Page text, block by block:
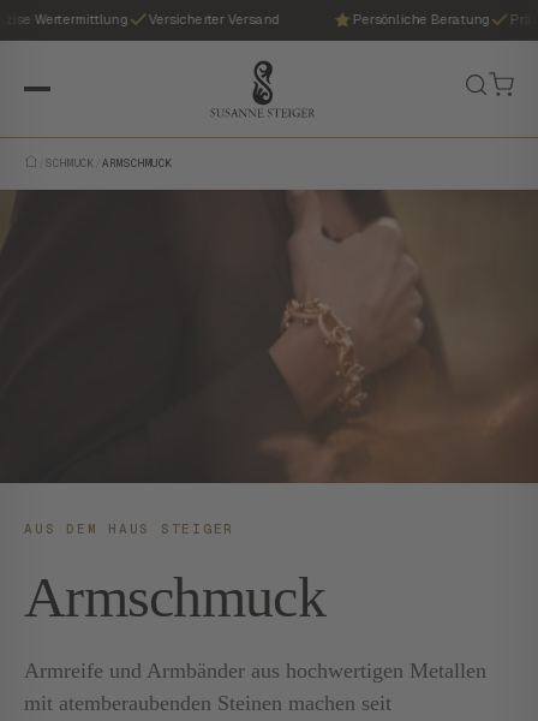
Wertermittlung Versicherter Versand Persönliche Beratung Präzise
SCHMUCK /ARMSCHMUCK
AUS DEM HAUS STEIGER
Armschmuck
Armreife und Armbänder aus hochwertigen Metallen
mit atemberaubenden Steinen machen seit